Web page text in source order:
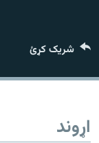
شریک کړئ
اړوند